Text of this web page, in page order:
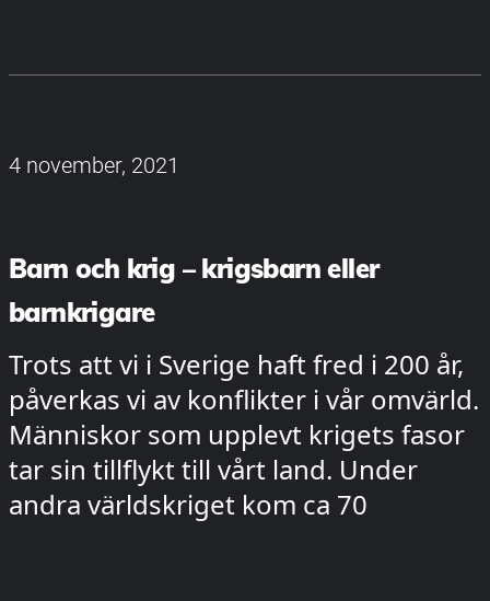
4 november, 2021
Barn och krig – krigsbarn eller
barnkrigare
Trots att vi i Sverige haft fred i 200 år,
påverkas vi av konflikter i vår omvärld.
Människor som upplevt krigets fasor
tar sin tillflykt till vårt land. Under
andra världskriget kom ca 70